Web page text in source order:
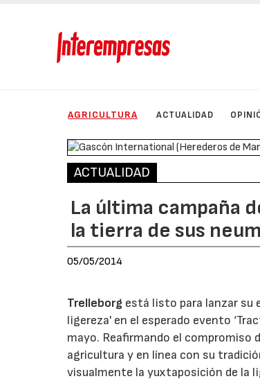
AGRICULTURA ACTUALIDAD
ACTUALIDAD
La última campaña
la tierra de sus
05/05/2014
Trelleborg está listo para lanzar su
ligereza' en el esperado evento
mayo. Reafirmando el compromiso
agricultura y en línea con su
visualmente la yuxtaposición de la